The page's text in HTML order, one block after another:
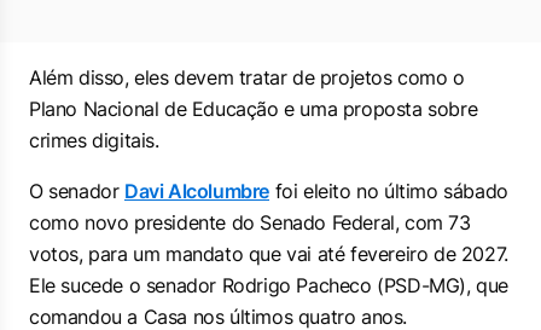
Além disso, eles devem tratar de projetos como o
Plano Nacional de Educação e uma proposta sobre
crimes digitais.
O senador Davi Alcolumbre foi eleito no último sábado
como novo presidente do Senado Federal, com 73
votos, para um mandato que vai até fevereiro de 2027.
Ele sucede o senador Rodrigo Pacheco (PSD-MG), que
comandou a Casa nos últimos quatro anos.